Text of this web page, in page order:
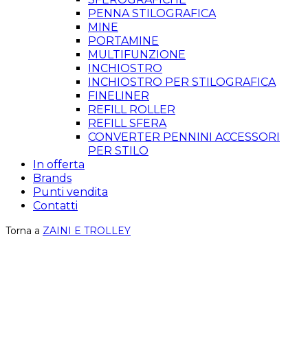
PENNA STILOGRAFICA
MINE
PORTAMINE
MULTIFUNZIONE
INCHIOSTRO
INCHIOSTRO PER STILOGRAFICA
FINELINER
REFILL ROLLER
REFILL SFERA
CONVERTER PENNINI ACCESSORI
PER STILO
In offerta
Brands
Punti vendita
Contatti
Torna a ZAINI E TROLLEY